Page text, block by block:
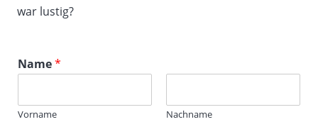
war lustig?
Name*
Vorname Nachname